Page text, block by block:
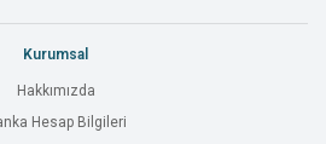
Kurumsal
Hakkımızda
Hesap Bilgileri